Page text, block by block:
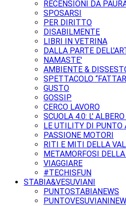
RECENSIONI DA
SPOSARSI
PER DIRITTO
DISABILMENTE
LIBRI IN VETRINA
DALLA PARTE
NAMASTE'
AMBIENTE &
SPETTACOLO
GUSTO
GOSSIP
CERCO LAVORO
SCUOLA 4.0: L'
LE UTILITY DI PUNTO
PASSIONE MOTORI
RITI E MITI DELLA
METAMORFOSI
VIAGGIARE
#TECHISFUN
STABIA&VESUVIANI
PUNTOSTABIANEWS